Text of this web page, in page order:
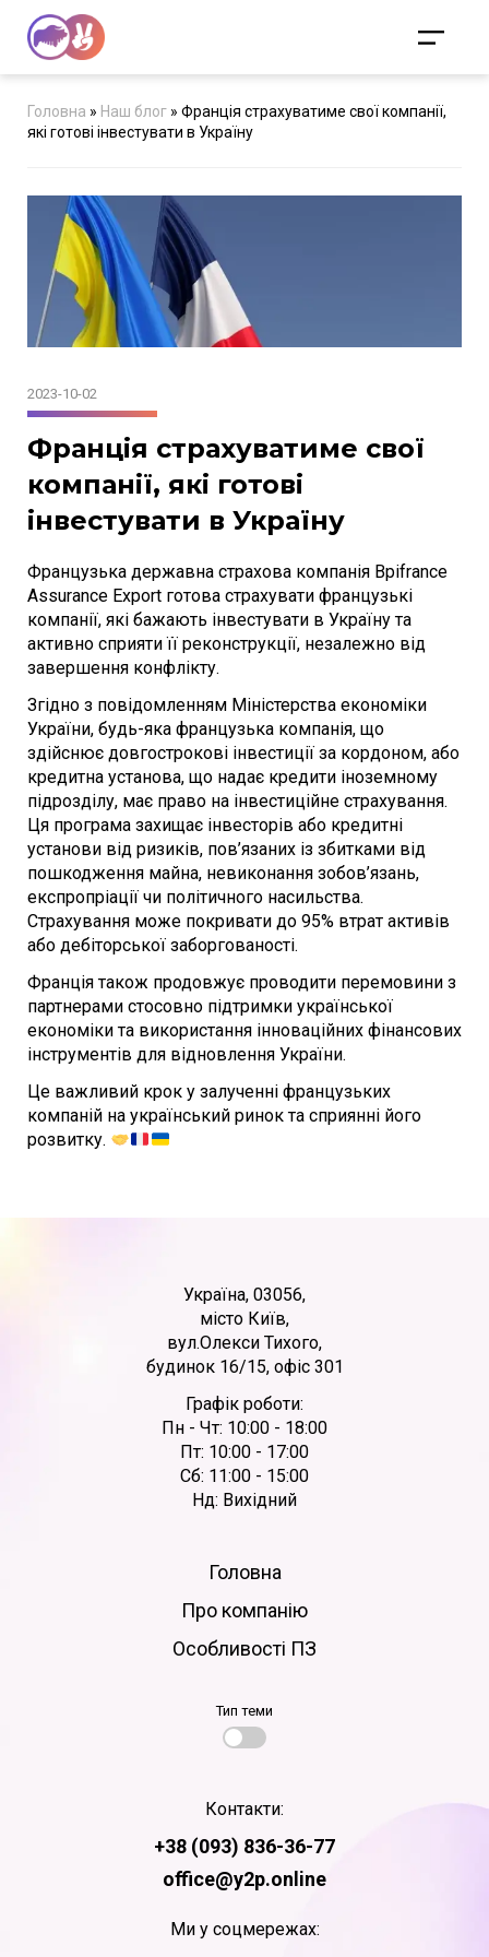
Головна » Наш блог » Франція страхуватиме свої компанії,
які готові інвестувати в Україну
2023-10-02
Франція страхуватиме свої
компанії, які готові
інвестувати в Україну
Французька державна страхова компанія Bpifrance
Assurance Export готова страхувати французькі
компанії, які бажають інвестувати в Україну та
активно сприяти її реконструкції, незалежно від
завершення конфлікту.
Згідно з повідомленням Міністерства економіки
України, будь-яка французька компанія, що
здійснює довгострокові інвестиції за кордоном, або
кредитна установа, що надає кредити іноземному
підрозділу, має право на інвестиційне страхування.
Ця програма захищає інвесторів або кредитні
установи від ризиків, пов’язаних із збитками від
пошкодження майна, невиконання зобов’язань,
експропріації чи політичного насильства.
Страхування може покривати до 95% втрат активів
або дебіторської заборгованості.
Франція також продовжує проводити перемовини з
партнерами стосовно підтримки української
економіки та використання інноваційних фінансових
інструментів для відновлення України.
Це важливий крок у залученні французьких
компаній на український ринок та сприянні його
розвитку.
Україна, 03056,
місто Київ,
вул.Олекси Тихого,
будинок 16/15, офіс 301
Графік роботи:
Пн - Чт: 10:00 - 18:00
Пт: 10:00 - 17:00
Сб: 11:00 - 15:00
Нд: Вихідний
Головна
Про компанію
Особливості ПЗ
Тип теми
Контакти:
+38 (093) 836-36-77
office@y2p.online
Ми у соцмережах: